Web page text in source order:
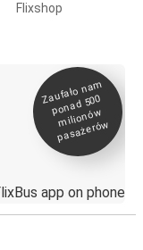
Flixshop
Zaufało na
m
ponad 500
milionó
w
pasażeró
w